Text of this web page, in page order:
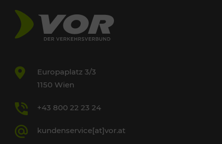
Europaplatz 3/3
1150 Wien
+43 800 22 23 24
kundenservice[at]vor.at